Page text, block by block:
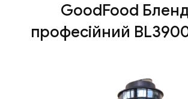
GoodFood
професійний